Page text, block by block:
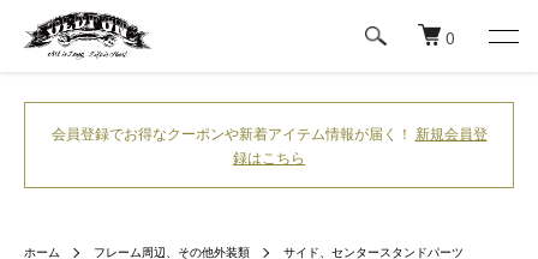
0
会員登録でお得なクーポンや新着アイテム情報が届く！ 新規会員登
録はこちら
ホーム フレーム周辺、その他外装類 サイド、センタースタンドパーツ